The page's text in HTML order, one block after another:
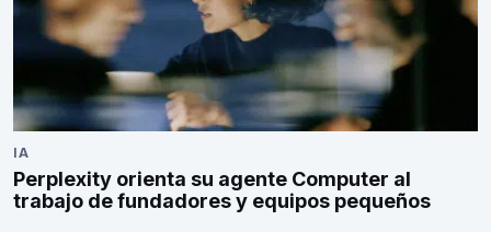
IA
Perplexity orienta su agente Computer al
trabajo de fundadores y equipos pequeños